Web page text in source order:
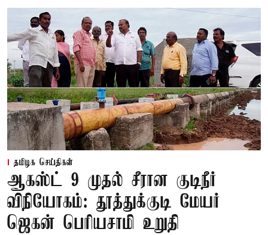
தமிழக செய்திகள்
ஆகஸ்ட் 9 முதல் சீரான குடிநீர்
விநியோகம்: தூத்துக்குடி மேயர்
ஜெகன் பெரியசாமி உறுதி